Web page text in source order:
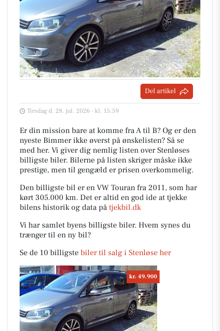
Del artikel
Tirsdag d. 28. jul. 2026 - kl. 15:59
Er din mission bare at komme fra A til B? Og er den
nyeste Bimmer ikke øverst på ønskelisten? Så se
med her. Vi giver dig nemlig listen over Stenløses
billigste biler. Bilerne på listen skriger måske ikke
prestige, men til gengæld er prisen overkommelig.
Den billigste bil er en VW Touran fra 2011, som har
kørt 305.000 km. Det er altid en god ide at tjekke
bilens historik og data på tjekbil.dk
Vi har samlet byens billigste biler. Hvem synes du
trænger til en ny bil?
Se de 10 billigste biler til salg i Stenløse her
kr. 49.900